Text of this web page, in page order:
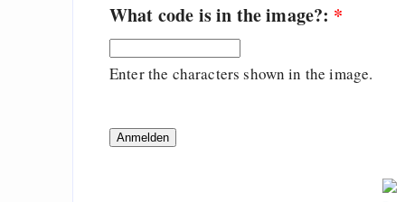
What code is in the image?: *
Enter the characters shown in the image.
Zuletzt angezeigt:
Effortless
“regarding B.S.